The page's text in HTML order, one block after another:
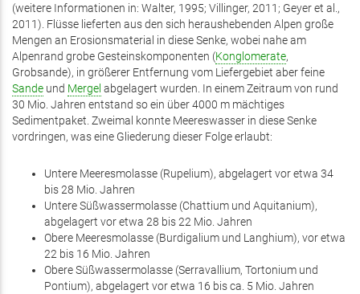
(weitere Informationen in: Walter, 1995; Villinger, 2011; Geyer et al.,
2011). Flüsse lieferten aus den sich heraushebenden Alpen große
Mengen an Erosionsmaterial in diese Senke, wobei nahe am
Alpenrand grobe Gesteinskomponenten (Konglomerate,
Grobsande), in größerer Entfernung vom Liefergebiet aber feine
Sande und Mergel abgelagert wurden. In einem Zeitraum von rund
30 Mio. Jahren entstand so ein über 4000 m mächtiges
Sedimentpaket. Zweimal konnte Meereswasser in diese Senke
vordringen, was eine Gliederung dieser Folge erlaubt:
Untere Meeresmolasse (Rupelium), abgelagert vor etwa 34
bis 28 Mio. Jahren
Untere Süßwassermolasse (Chattium und Aquitanium),
abgelagert vor etwa 28 bis 22 Mio. Jahren
Obere Meeresmolasse (Burdigalium und Langhium), vor etwa
22 bis 16 Mio. Jahren
Obere Süßwassermolasse (Serravallium, Tortonium und
Pontium), abgelagert vor etwa 16 bis ca. 5 Mio. Jahren